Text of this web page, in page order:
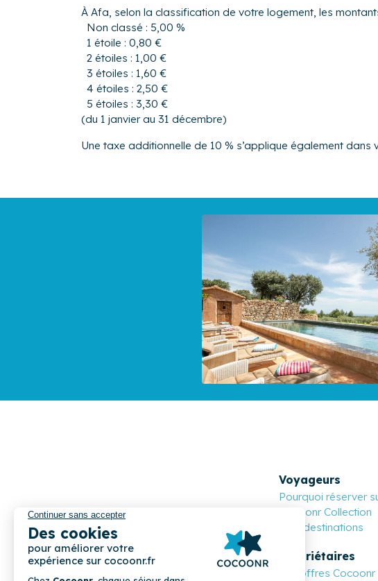
À Afa, selon la classification de votre logement, les
Non classé : 5,00 %
1 étoile : 0,80 €
2 étoiles : 1,00 €
3 étoiles : 1,60 €
4 étoiles : 2,50 €
5 étoiles : 3,30 €
(du 1 janvier au 31 décembre)
Une taxe additionnelle de 10 % s’applique également dans
Voyageurs
Pourquoi réserver
Cocoonr Collection
Nos destinations
Propriétaires
Les offres Cocoonr